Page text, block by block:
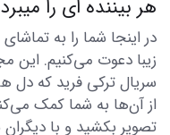
هر بیننده ای را میبرد
در اینجا شما را به
سریال ترکی فرید که دل
از آن‌ها به شما کمک
تصویر بکشید و با دیگران